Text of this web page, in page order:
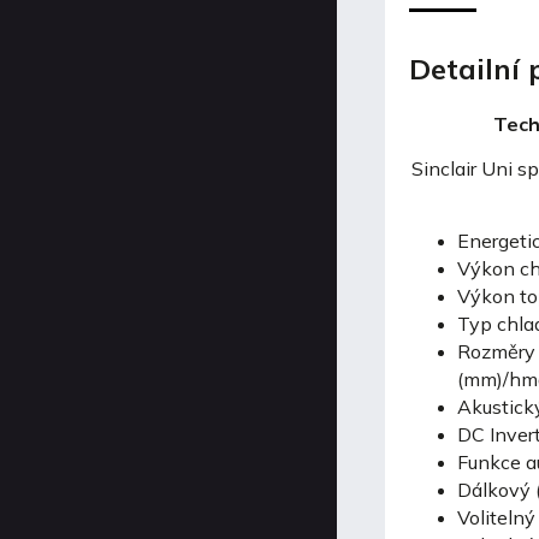
Detailní
Sinclair Uni
Výkon
Výkon
Typ
(mm)/
DC
Funkce
Dálkový